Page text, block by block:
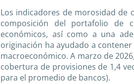
Los indicadores de morosidad de
composición del portafolio de
económicos, así como a una
originación ha ayudado a
macroeconómico. A marzo de
cobertura de provisiones de 1,4
para el promedio de bancos).